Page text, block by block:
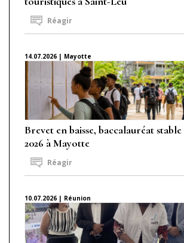
Réagir
14.07.2026 | Mayotte
Brevet en baisse, baccalauréat
2026 à Mayotte
Réagir
10.07.2026 | Réunion